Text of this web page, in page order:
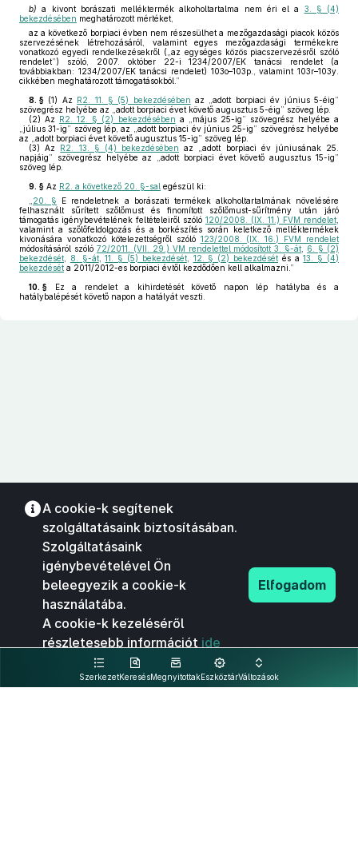
b) a kivont borászati melléktermék alkoholtartalma nem éri el a 3. § (4)
bekezdésében meghatározott mértéket,
az a következő borpiaci évben nem részesülhet a mezőgazdasági piacok közös
szervezésének létrehozásáról, valamint egyes mezőgazdasági termékekre
vonatkozó egyedi rendelkezésekről („az egységes közös piacszervezésről szóló
rendelet”) szóló, 2007. október 22-i 1234/2007/EK tanácsi rendelet (a
továbbiakban: 1234/2007/EK tanácsi rendelet) 103o–103p., valamint 103r–103y.
cikkében meghatározott támogatásokból.”
8. § (1) Az R2. 11. § (5) bekezdésében az „adott borpiaci év június 5-éig”
szövegrész helyébe az „adott borpiaci évet követő augusztus 5-éig” szöveg lép.
(2) Az R2. 12. § (2) bekezdésében a „május 25-ig” szövegrész helyébe a
„július 31-ig” szöveg lép, az „adott borpiaci év június 25-ig” szövegrész helyébe
az „adott borpiaci évet követő augusztus 15-ig” szöveg lép.
(3) Az R2. 13. § (4) bekezdésében az „adott borpiaci év júniusának 25.
napjáig” szövegrész helyébe az „adott borpiaci évet követő augusztus 15-ig”
szöveg lép.
9. § Az R2. a következő 20. §-sal egészül ki:
20. § E rendeletnek a borászati termékek alkoholtartalmának növelésére
felhasznált sűrített szőlőmust és finomított szőlőmust-sűrítmény után járó
támogatás igénybevételének feltételeiről szóló 120/2008. (IX. 11.) FVM rendelet
valamint a szőlőfeldolgozás és a borkészítés során keletkező melléktermékek
kivonására vonatkozó kötelezettségről szóló 123/2008. (IX. 16.) FVM rendelet
módosításáról szóló 72/2011. (VII. 29.) VM rendelettel módosított 3. §-át
6. § (2)
bekezdését
8. §-át,11. § (5) bekezdését, 12. § (2) bekezdését és a13. § (4)
bekezdését a 2011/2012-es borpiaci évtől kezdődően kell alkalmazni.”
10. § Ez a rendelet a kihirdetését követő napon lép hatályba és a
hatálybalépését követő napon a hatályát veszti.
SzerkezetKeresésMegnyitottakEszköztárVáltozások
A cookie-k segítenek
szolgáltatásaink biztosításában.
Szolgáltatásaink
igénybevételével Ön
beleegyezik a cookie-k
használatába.
A cookie-k kezeléséről
részletesebb információt ide
kattintva olvashat.
Elfogadom